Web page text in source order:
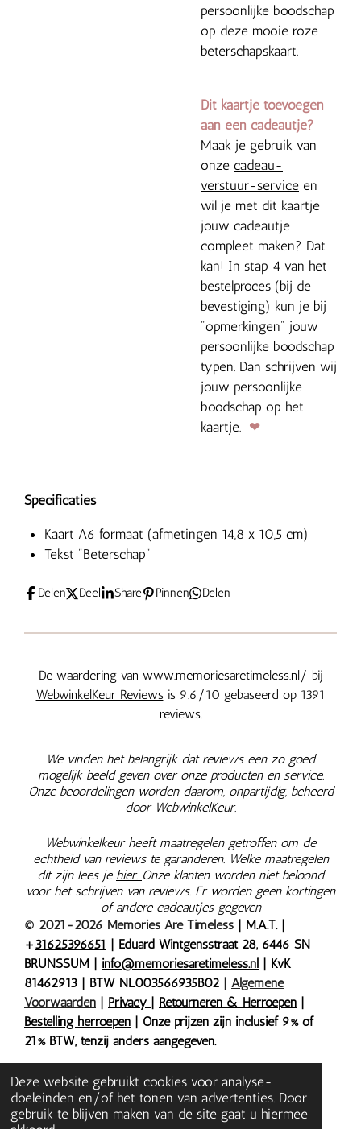
Deze website gebruikt cookies voor analyse-
doeleinden en/of het tonen van advertenties. Door
gebruik te blijven maken van de site gaat u hiermee
persoonlijke boodschap
op deze mooie roze
beterschapskaart.
Dit kaartje toevoegen
aan een cadeautje?
Maak je gebruik van
onze cadeau-
verstuur-service en
wil je met dit kaartje
jouw cadeautje
compleet maken? Dat
kan! In stap 4 van het
bestelproces (bij de
bevestiging) kun je bij
"opmerkingen" jouw
persoonlijke boodschap
typen. Dan schrijven wij
jouw persoonlijke
boodschap op het
kaartje.
❤
Specificaties
Kaart A6 formaat (afmetingen 14,8 x 10,5 cm)
Tekst "Beterschap"
Delen Deel Share Pinnen Delen
De waardering van www.memoriesaretimeless.nl/ bij
WebwinkelKeur Reviewsis 9.6/10 gebaseerd op 1391
reviews.
We vinden het belangrijk dat reviews een zo goed
mogelijk beeld geven over onze producten en service.
Onze beoordelingen worden daarom, onpartijdig, beheerd
door WebwinkelKeur.
Webwinkelkeur heeft maatregelen getroffen om de
echtheid van reviews te garanderen. Welke maatregelen
dit zijn lees je hier. Onze klanten worden niet beloond
voor het schrijven van reviews. Er worden geen kortingen
of andere cadeautjes gegeven
© 2021-2026 Memories Are Timeless | M.A.T. |
+31625396651
| Eduard Wintgensstraat 28, 6446 SN
BRUNSSUM | info@memoriesaretimeless.nl
| KvK
81462913 | BTW NL003566935B02
Algemene
Voorwaarden
Privacy Retourneren & Herroepen
Bestelling herroepen | Onze prijzen zijn inclusief 9% of
21% BTW, tenzij anders aangegeven.